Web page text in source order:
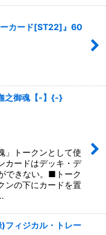
ーカード[ST22]』60
之御魂【-】{-}
」トークンとして使
カードはデッキ・デ
できない。■トーク
ンの下にカードを置
フィジカル・トレー